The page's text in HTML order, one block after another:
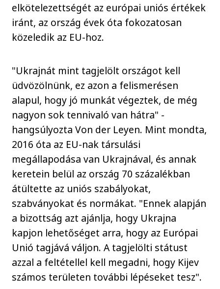
elkötelezettségét az európai uniós értékek
iránt, az ország évek óta fokozatosan
közeledik az EU-hoz.
"Ukrajnát mint tagjelölt országot kell
üdvözölnünk, ez azon a felismerésen
alapul, hogy jó munkát végeztek, de még
nagyon sok tennivaló van hátra" -
hangsúlyozta Von der Leyen. Mint mondta,
2016 óta az EU-nak társulási
megállapodása van Ukrajnával, és annak
keretein belül az ország 70 százalékban
átültette az uniós szabályokat,
szabványokat és normákat. "Ennek alapján
a bizottság azt ajánlja, hogy Ukrajna
kapjon lehetőséget arra, hogy az Európai
Unió tagjává váljon. A tagjelölti státust
azzal a feltétellel kell megadni, hogy Kijev
számos területen további lépéseket tesz".